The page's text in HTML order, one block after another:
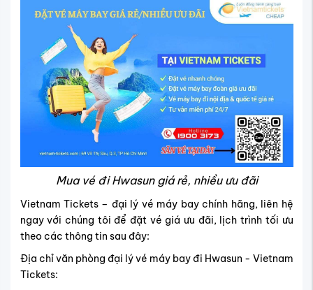
Mua vé đi Hwasun giá rẻ, nhiều ưu đãi
Vietnam Tickets – đại lý vé máy bay chính hãng, liên hệ
ngay với chúng tôi để đặt vé giá ưu đãi, lịch trình tối ưu
theo các thông tin sau đây:
Địa chỉ văn phòng đại lý vé máy bay đi Hwasun - Vietnam
Tickets: